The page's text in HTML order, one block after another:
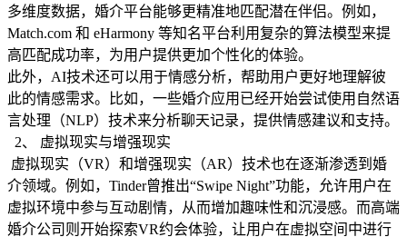
多维度数据，婚介平台能够更精准地匹配潜在伴侣。例如，
Match.com 和 eHarmony 等知名平台利用复杂的算法模型来提
高匹配成功率，为用户提供更加个性化的体验。
此外，AI技术还可以用于情感分析，帮助用户更好地理解彼
此的情感需求。比如，一些婚介应用已经开始尝试使用自然语
言处理（NLP）技术来分析聊天记录，提供情感建议和支持。
2、 虚拟现实与增强现实
虚拟现实（VR）和增强现实（AR）技术也在逐渐渗透到婚
介领域。例如，Tinder曾推出“Swipe Night”功能，允许用户在
虚拟环境中参与互动剧情，从而增加趣味性和沉浸感。而高端
婚介公司则开始探索VR约会体验，让用户在虚拟空间中进行